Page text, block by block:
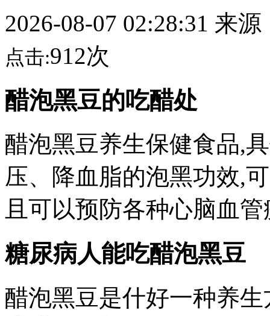
2026-08-07 02:28:31 来源
点击:912次
醋泡黑豆的吃醋处
醋泡黑豆养生保健食品,
压、降血脂的泡黑功效,
且可以预防各种心脑血
糖尿病人能吃醋泡黑豆
醋泡黑豆是什好一种养